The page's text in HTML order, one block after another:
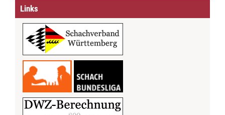
Links